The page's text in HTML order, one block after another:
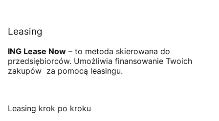
Leasing
ING Lease Now – to metoda skierowana do
przedsiębiorców. Umożliwia finansowanie Twoich
zakupów za pomocą leasingu.
Leasing krok po kroku